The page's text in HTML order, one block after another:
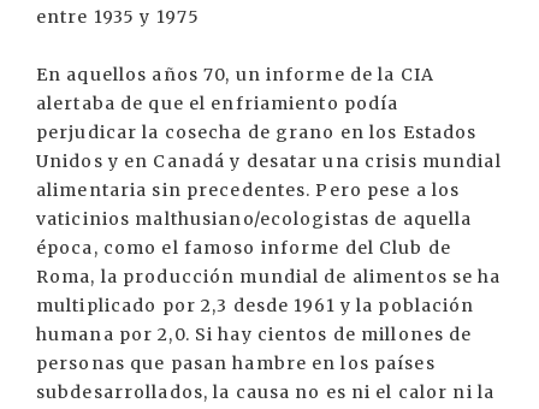
entre 1935 y 1975
En aquellos años 70, un informe de la CIA
alertaba de que el enfriamiento podía
perjudicar la cosecha de grano en los Estados
Unidos y en Canadá y desatar una crisis mundial
alimentaria sin precedentes. Pero pese a los
vaticinios malthusiano/ecologistas de aquella
época, como el famoso informe del Club de
Roma, la producción mundial de alimentos se ha
multiplicado por 2,3 desde 1961 y la población
humana por 2,0. Si hay cientos de millones de
personas que pasan hambre en los países
subdesarrollados, la causa no es ni el calor ni la